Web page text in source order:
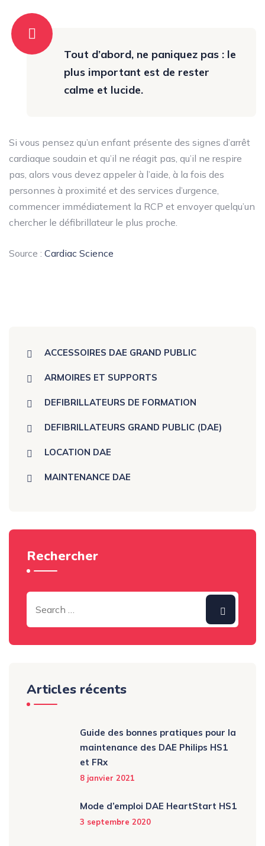
Tout d’abord, ne paniquez pas : le
plus important est de rester
calme et lucide.
Si vous pensez qu’un enfant présente des signes d’arrêt
cardiaque soudain et qu’il ne réagit pas, qu’il ne respire
pas, alors vous devez appeler à l’aide, à la fois des
personnes à proximité et des services d’urgence,
commencer immédiatement la RCP et envoyer quelqu’un
chercher le défibrillateur le plus proche.
Source : Cardiac Science
ACCESSOIRES DAE GRAND PUBLIC
ARMOIRES ET SUPPORTS
DEFIBRILLATEURS DE FORMATION
DEFIBRILLATEURS GRAND PUBLIC (DAE)
LOCATION DAE
MAINTENANCE DAE
Rechercher
Articles récents
Guide des bonnes pratiques pour la
maintenance des DAE Philips HS1
et FRx
8 janvier 2021
Mode d’emploi DAE HeartStart HS1
3 septembre 2020